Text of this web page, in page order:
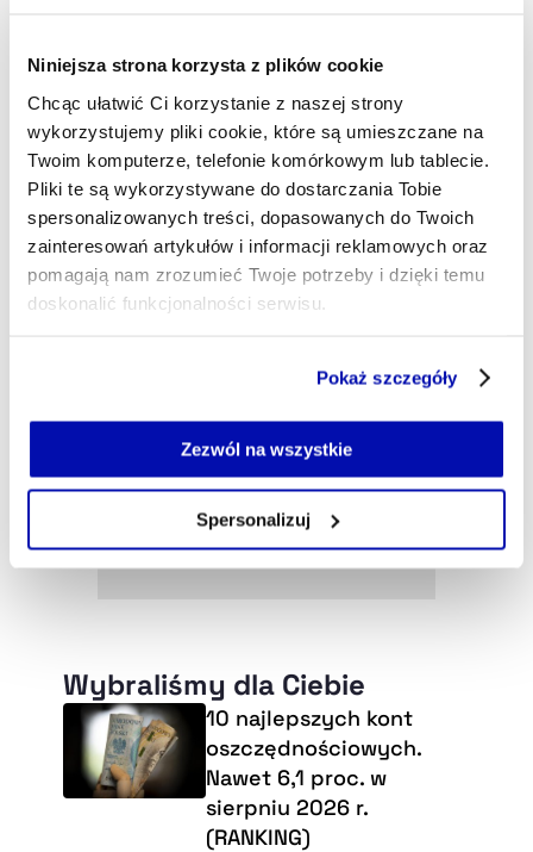
Niniejsza strona korzysta z plików cookie
Chcąc ułatwić Ci korzystanie z naszej strony
wykorzystujemy pliki cookie, które są umieszczane na
Twoim komputerze, telefonie komórkowym lub tablecie.
Pliki te są wykorzystywane do dostarczania Tobie
spersonalizowanych treści, dopasowanych do Twoich
zainteresowań artykułów i informacji reklamowych oraz
pomagają nam zrozumieć Twoje potrzeby i dzięki temu
doskonalić funkcjonalności serwisu.
Jeżeli nie wyrażasz zgody na zapisywanie plików cookie,
możesz łatwo zarządzać swoimi uprawnieniami, np. we
własnej przeglądarce internetowej lub po wybraniu opcji
Pokaż szczegóły
Zezwól na wszystkie
Spersonalizuj
Wybraliśmy dla Ciebie
10 najlepszych kont
oszczędnościowych.
Nawet 6,1 proc. w
sierpniu 2026 r.
(RANKING)
dni meczowe Juventusu bywam nieznośny, lubię
science-fiction w wydaniu książkowym i
filmowym, kocham psy. Tool skończył się na płycie
"Lateralus".
lukasz.maziewski@xyz.pl